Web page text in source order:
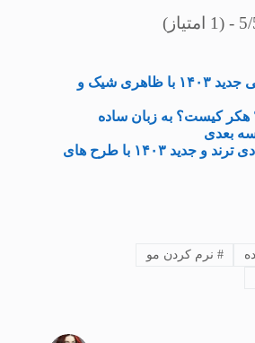
امتیاز)
۶۰ مدل مانتو مشکی جدید ۱۴۰۳ با ظاهری شیک و
کیست؟ به زبان ساده
سه ‌بعدی
۶۰ مدل مانتو ابروبادی ترند و جدید ۱۴۰۳ با طرح های
# نرم کردن مو